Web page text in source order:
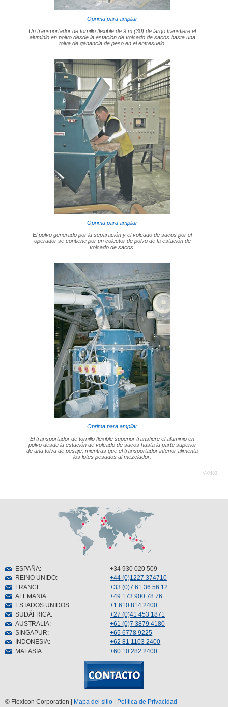
Oprima para ampliar
Un transportador de tornillo flexible de 9 m (30) de largo transfiere el
aluminio en polvo desde la estación de volcado de sacos hasta una
tolva de ganancia de peso en el entresuelo.
Oprima para ampliar
El polvo generado por la separación y el volcado de sacos por el
operador se contiene por un colector de polvo de la estación de
volcado de sacos.
Oprima para ampliar
El transportador de tornillo flexible superior transfiere el aluminio en
polvo desde la estación de volcado de sacos hasta la parte superior
de una tolva de pesaje, mientras que el transportador inferior alimenta
los lotes pesados al mezclador.
V-0483
ESPAÑA:
+34 930 020 509
REINO UNIDO:
+44 (0)1227 374710
FRANCE:
+33 (0)7 61 36 56 12
ALEMANIA:
+49 173 900 78 76
ESTADOS UNIDOS:
+1 610 814 2400
SUDÁFRICA:
+27 (0)41 453 1871
AUSTRALIA:
+61 (0)7 3879 4180
SINGAPUR:
+65 6778 9225
INDONESIA:
+62 81 1103 2400
MALASIA: +60 10 282 2400
© Flexicon Corporation | Mapa del sitio | Política de Privacidad